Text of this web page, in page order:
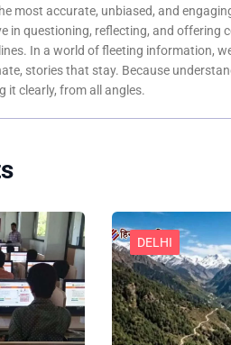
most accurate, unbiased, and
in questioning, reflecting, and offering
In a world of fleeting information,
stories that stay. Because
it clearly, from all angles.
DELHI